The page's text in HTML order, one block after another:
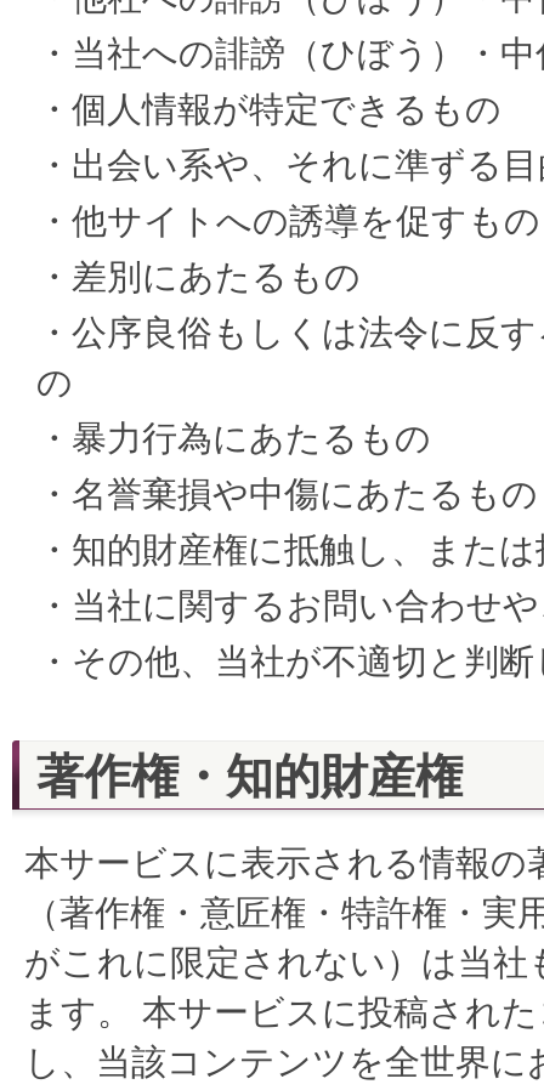
・当社への誹謗（ひぼう）・
・個人情報が特定できるもの
・出会い系や、それに準ずる
・他サイトへの誘導を促すもの
・差別にあたるもの
・公序良俗もしくは法令に反
の
・暴力行為にあたるもの
・名誉棄損や中傷にあたるもの
・知的財産権に抵触し、また
・当社に関するお問い合わせ
・その他、当社が不適切と判
著作権・知的財産権
本サービスに表示される情報
（著作権・意匠権・特許権・
がこれに限定されない）は当
ます。 本サービスに投稿され
し、当該コンテンツを全世界